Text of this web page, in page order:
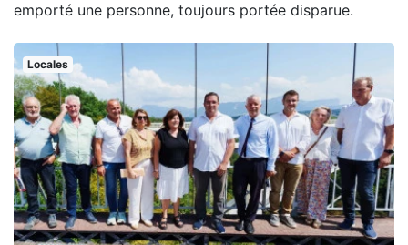
emporté une personne, toujours portée disparue.
Locales